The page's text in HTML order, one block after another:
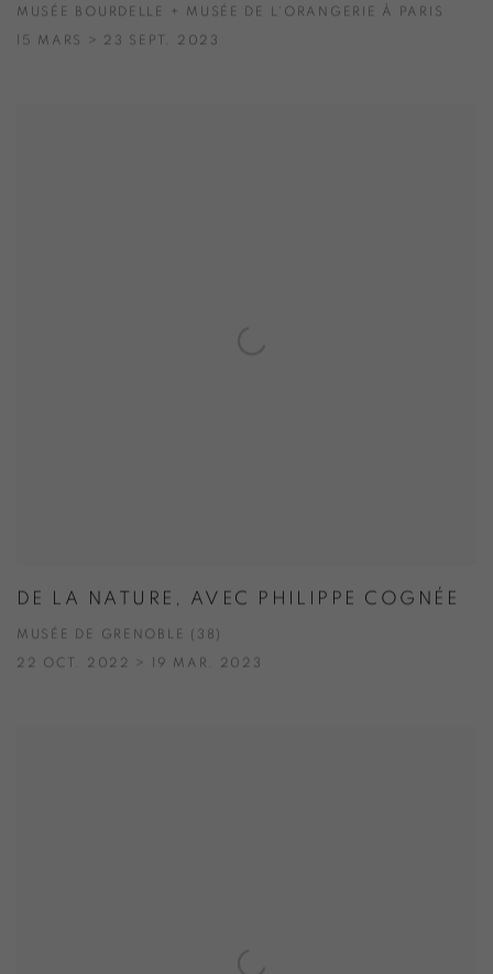
MUSÉE BOURDELLE + MUSÉE DE L'ORANGERIE À PARIS
15 MARS > 23 SEPT. 2023
DE LA NATURE, AVEC PHILIPPE COGNÉE
MUSÉE DE GRENOBLE (38)
22 OCT. 2022 > 19 MAR. 2023